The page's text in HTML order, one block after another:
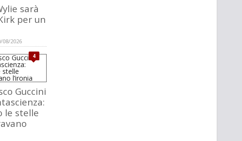
sarà
per un
08/2026
4
Guccini
le stelle